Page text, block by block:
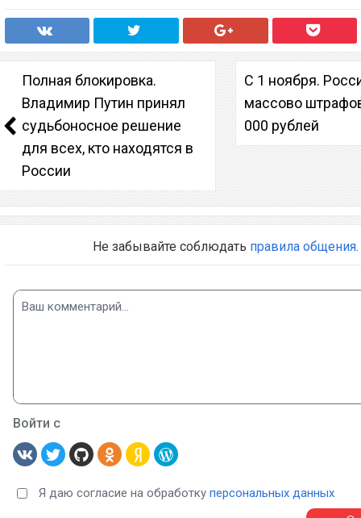
Полная блокировка.
Владимир Путин принял
судьбоносное решение
для всех, кто находятся в
России
С 1 ноября.
массово
000 рублей
Не забывайте соблюдать правила общения.
Войти с
Я даю согласие на обработку персональных данных